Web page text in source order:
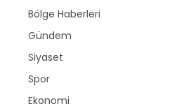
Bölge Haberleri
Gündem
Siyaset
Spor
Ekonomi